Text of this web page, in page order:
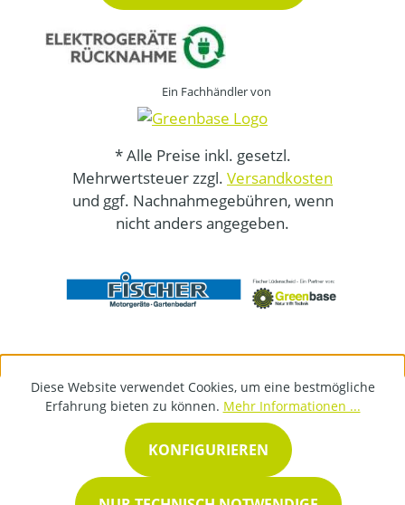
Ein Fachhändler von
* Alle Preise inkl. gesetzl.
Mehrwertsteuer zzgl. Versandkosten
und ggf. Nachnahmegebühren, wenn
nicht anders angegeben.
Diese Website verwendet Cookies, um eine bestmögliche
Erfahrung bieten zu können. Mehr Informationen ...
KONFIGURIEREN